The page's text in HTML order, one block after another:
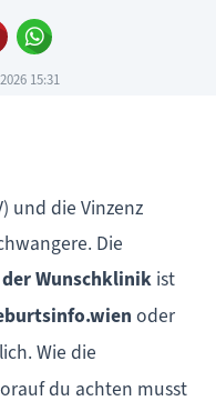
Pinterest
15:31
und die Vinzenz
Die
Wunschklinik ist
oder
Wie die
du achten musst